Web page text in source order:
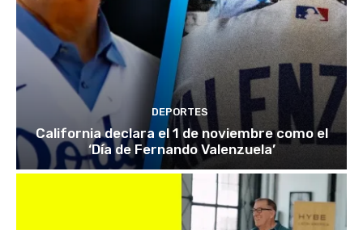
DEPORTES
California declara el 1 de noviembre como el
‘Día de Fernando Valenzuela’